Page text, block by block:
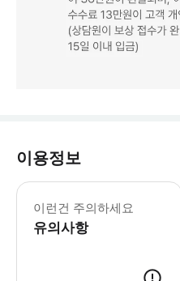
이용정보
이런건 주의하세요
유의사항